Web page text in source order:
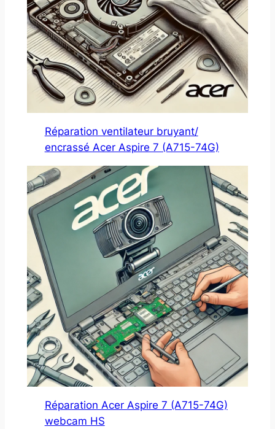
Réparation ventilateur bruyant/
encrassé Acer Aspire 7 (A715-74G)
Réparation Acer Aspire 7 (A715-74G)
webcam HS